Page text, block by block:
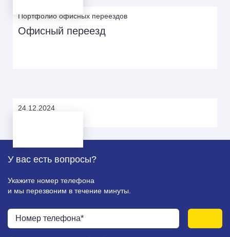
Портфолио офисных переездов
Офисный переезд
24.12.2024
У вас есть вопросы?
Укажите номер телефона
и мы перезвоним в течение минуты.